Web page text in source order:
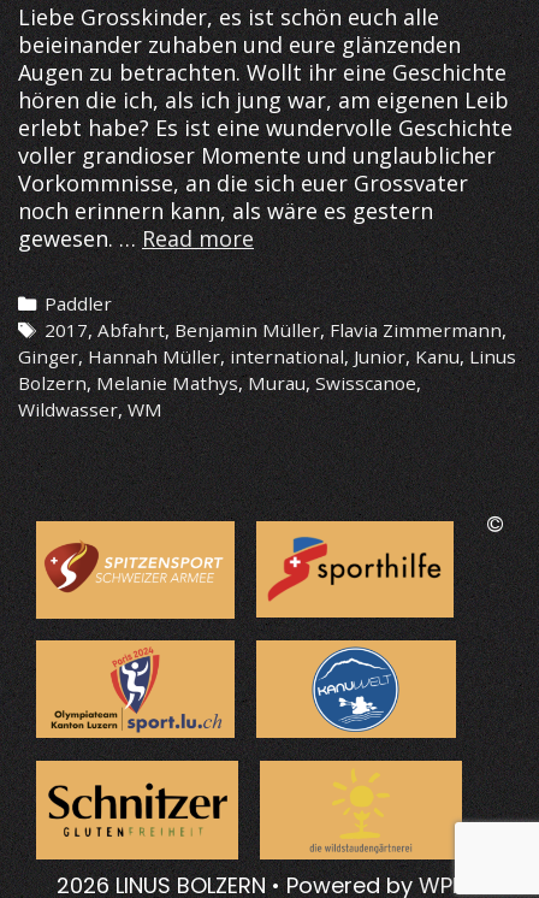
Liebe Grosskinder, es ist schön euch alle
beieinander zuhaben und eure glänzenden
Augen zu betrachten. Wollt ihr eine Geschichte
hören die ich, als ich jung war, am eigenen Leib
erlebt habe? Es ist eine wundervolle Geschichte
voller grandioser Momente und unglaublicher
Vorkommnisse, an die sich euer Grossvater
noch erinnern kann, als wäre es gestern
gewesen. …Read moreAn
Tagen
wie
diesen…
Categories
Paddler
Tags
2017,Abfahrt,Benjamin Müller,Flavia Zimmermann,
Ginger,Hannah Müller,international,Junior, Kanu,Linus
Bolzern,Melanie Mathys,Murau,Swisscanoe,
Wildwasser,WM
©
2026 LINUS BOLZERN• Powered byWPKoi